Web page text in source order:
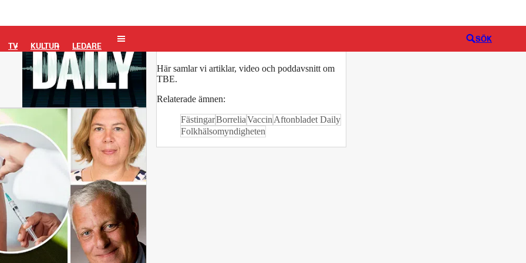
TV KULTUR LEDARE
SÖK
Här samlar vi artiklar, video och poddavsnitt om
TBE.
Relaterade ämnen:
FästingarBorreliaVaccin Aftonbladet Daily
Folkhälsomyndigheten